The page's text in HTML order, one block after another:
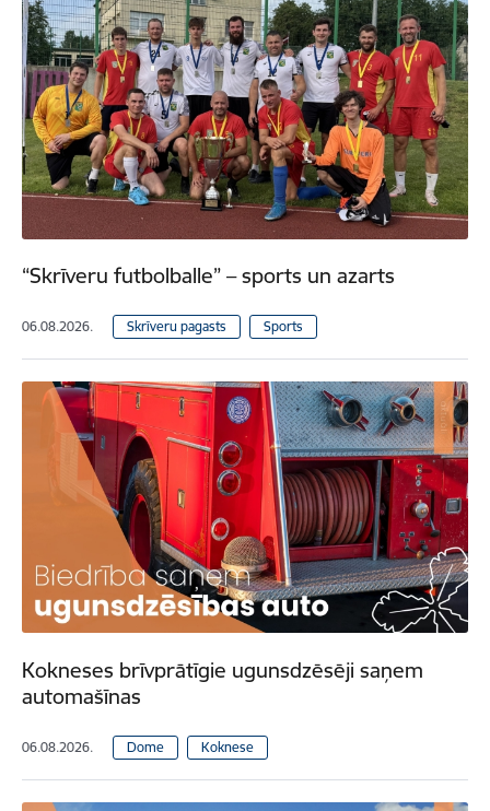
“Skrīveru futbolballe” – sports un azarts
06.08.2026. Skrīveru pagasts Sports
Kokneses brīvprātīgie ugunsdzēsēji saņem
automašīnas
06.08.2026. Dome Koknese